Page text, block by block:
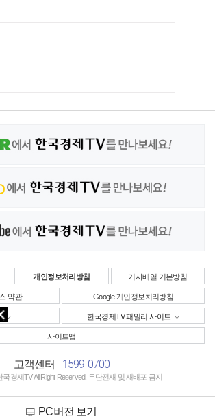
개인정보처리방침 기사배열 기본방침
약관 Google 개인정보처리방침
한국경제TV 패밀리 사이트
사이트맵
고객센터 1599-0700
국경제TV All Right Reserved. 무단전재 및 재배포 금지
PC버전 보기